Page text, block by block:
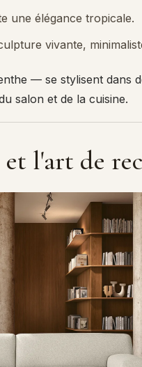
une élégance tropicale.
vivante,
— se stylisent dans
salon et de la cuisine.
l'art de